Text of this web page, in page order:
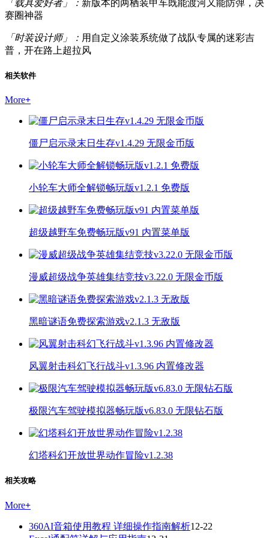
「载具爱好者」： 新版本的两栖装甲车既能渡河又能防弹，决
赛圈神器
「时装设计师」： 用自定义涂装系统做了战队专属的迷彩吉
普，开在路上超拉风
相关软件
More+
僵尸启示录末日生存v1.4.29 无限金币版
小轮车大师全解锁畅玩版v1.2.1 免费版
超级越野车免费畅玩版v91 内置菜单版
漫威超级战争英雄集结竞技v3.22.0 无限金币版
黑暗谜语免费探索游戏v2.1.3 无敌版
风翼射击科幻飞行战斗v1.3.96 内置修改器
极限汽车驾驶模拟器畅玩版v6.83.0 无限钻石版
幻塔科幻开放世界动作冒险v1.2.38
相关攻略
More+
360AI音箱使用教程 详细操作指南解析12-22